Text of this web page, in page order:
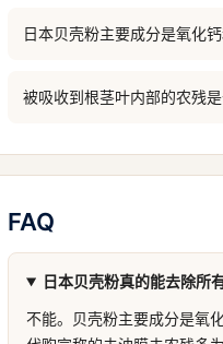
日本贝壳粉主要成分是氧化
被吸收到根茎叶内部的农残
FAQ
日本贝壳粉真的能去除所
不能。贝壳粉主要成分是氧